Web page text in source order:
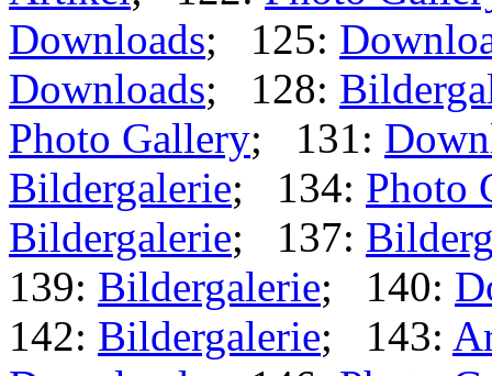
Downloads; 125:
Downloads; 128:
Photo Gallery; 131:
Bildergalerie; 134: Photo
Bildergalerie; 137:
139: Bildergalerie; 140:
142: Bildergalerie; 143: